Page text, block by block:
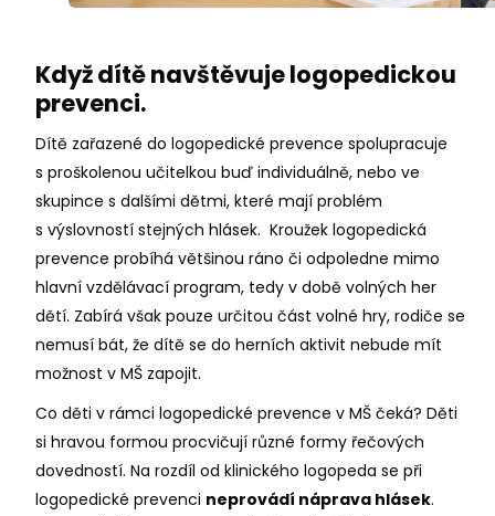
Když dítě navštěvuje logopedickou
prevenci.
Dítě zařazené do logopedické prevence spolupracuje
s proškolenou učitelkou buď individuálně, nebo ve
skupince s dalšími dětmi, které mají problém
s výslovností stejných hlásek. Kroužek logopedická
prevence probíhá většinou ráno či odpoledne mimo
hlavní vzdělávací program, tedy v době volných her
dětí. Zabírá však pouze určitou část volné hry, rodiče se
nemusí bát, že dítě se do herních aktivit nebude mít
možnost v MŠ zapojit.
Co děti v rámci logopedické prevence v MŠ čeká? Děti
si hravou formou procvičují různé formy řečových
dovedností. Na rozdíl od klinického logopeda se při
logopedické prevenci neprovádí náprava hlásek.